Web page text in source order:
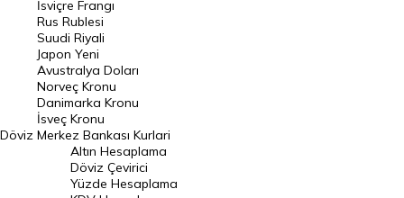
Riyal Kuru
Avustralya Doları
Danimarka Kronu Kuru
Kanada Doları Kuru
Norveç Kronu Kuru
İsveç Kronu Kuru
Japon Yeni Kuru
Döviz
İsviçre Frangı
Rus Rublesi
Suudi Riyali
Japon Yeni
Avustralya Doları
Norveç Kronu
Danimarka Kronu
İsveç Kronu
Merkez Bankası Kurlari
Altın Hesaplama
Döviz Çevirici
Yüzde Hesaplama